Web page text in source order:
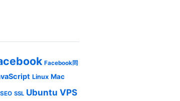
Facebook同
Linux Mac
SEO SSL Ubuntu VPS